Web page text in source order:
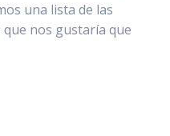
una lista de las
que nos gustaría que